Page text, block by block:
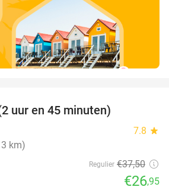
uur en 45 minuten)
7.8 star
km)
Regulier €37,50
€26,95